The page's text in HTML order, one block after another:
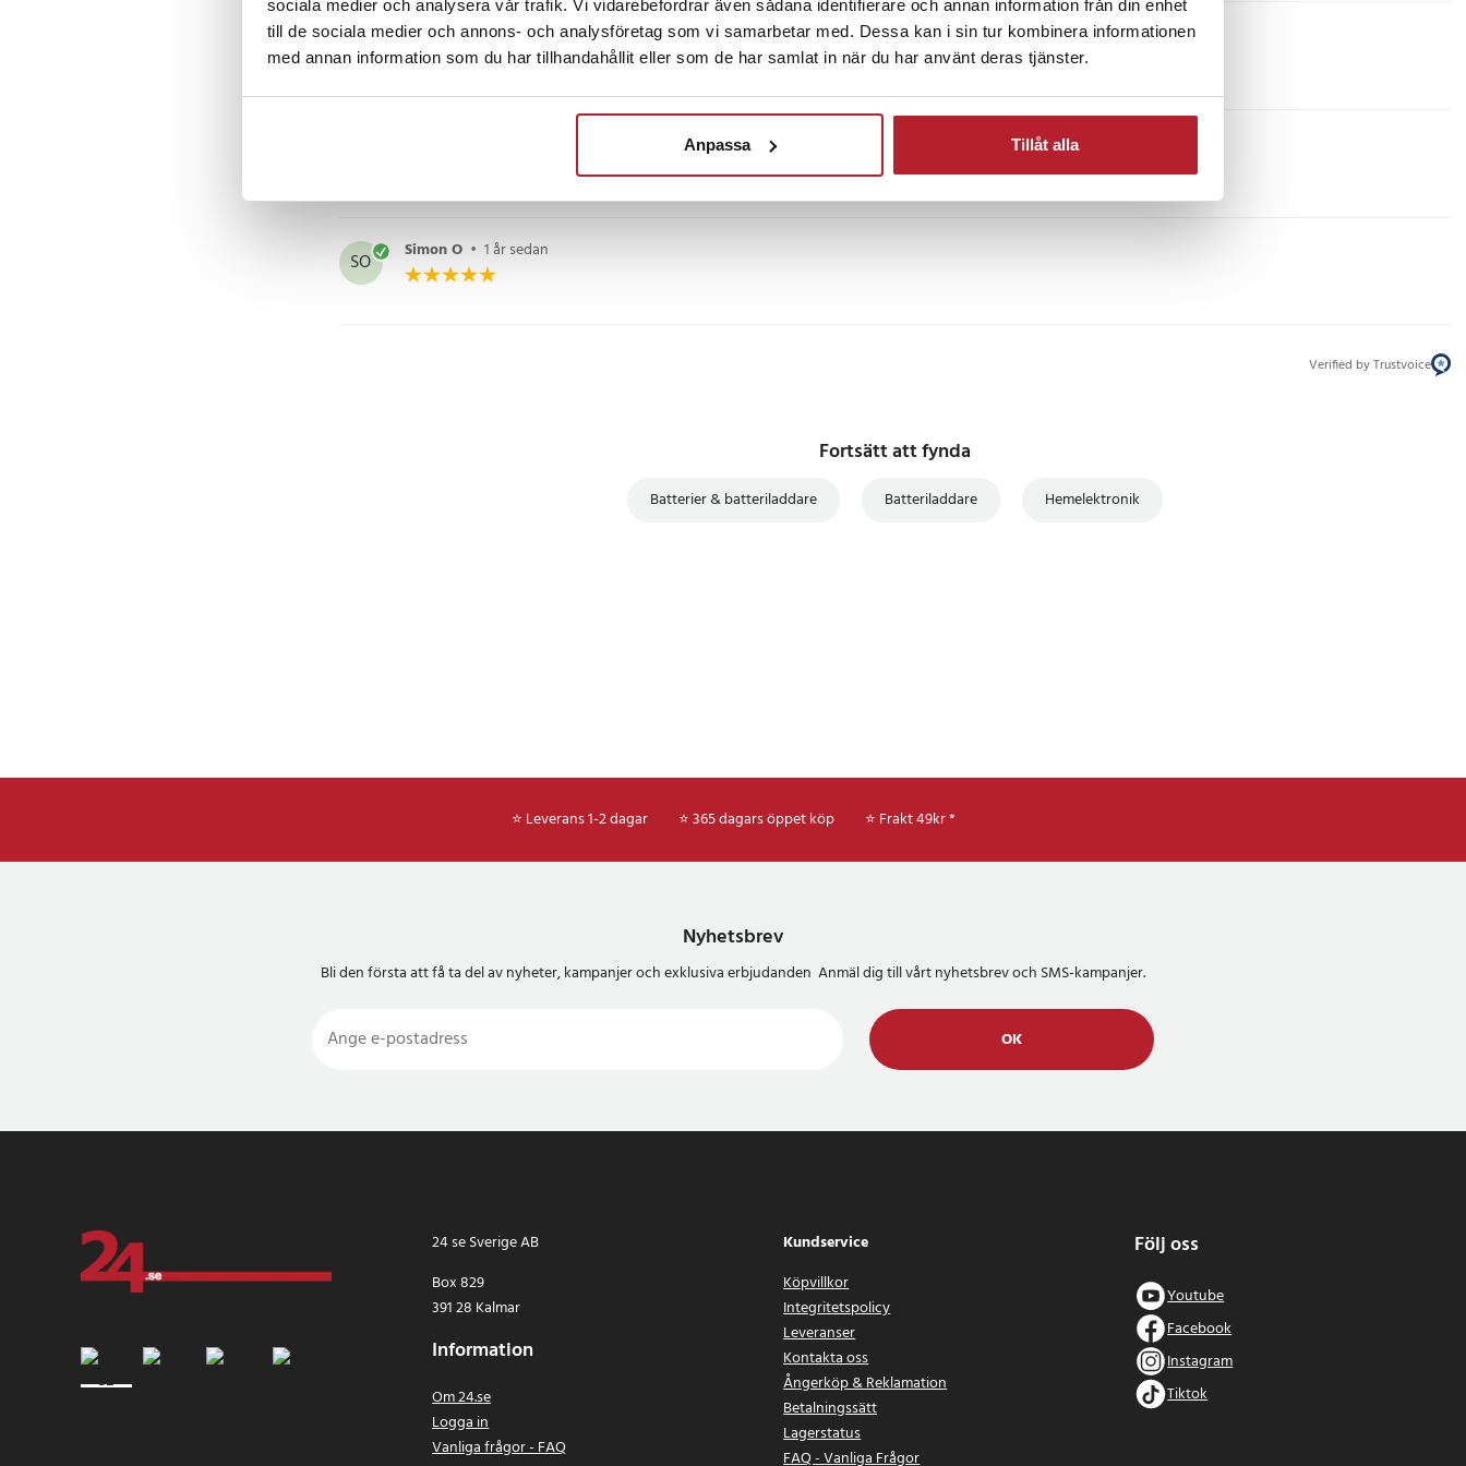
sociala medier och analysera vår trafik. Vi vidarebefordrar även sådana identifierare och annan information från din enhet
till de sociala medier och annons- och analysföretag som vi samarbetar med. Dessa kan i sin tur kombinera informationen
med annan information som du har tillhandahållit eller som de har samlat in när du har använt deras tjänster.
Anpassa Tillåt alla
- Höjd: Under 2,3 cm
- Färg: Svart
- Ingår: USB-C-kabel
- Användningsområden: Väggadapter, dator,
OE Olav E•4 månader sedan
SO Simon O • 1 år sedan
Verified by Trustvoice
Fortsätt att fynda
Batterier & batteriladdare Batteriladdare Hemelektronik
⭐ Leverans 1-2 dagar ⭐ 365 dagars öppet köp ⭐ Frakt 49kr *
Nyhetsbrev
Bli den första att få ta del av nyheter, kampanjer och exklusiva erbjudanden Anmäl dig till vårt nyhetsbrev och SMS-kampanjer.
OK
24 se Sverige AB
Box 829
391 28 Kalmar
Information
Om 24.se
Logga in
Vanliga frågor - FAQ
Kundservice
Köpvillkor
Integritetspolicy
Leveranser
Kontakta oss
Ångerköp & Reklamation
Betalningssätt
Lagerstatus
FAQ - Vanliga Frågor
Följ oss
Youtube
Facebook
Instagram
Tiktok